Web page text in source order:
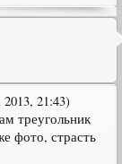
21:43)
треугольник
фото, страсть